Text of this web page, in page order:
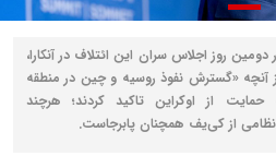
روز اجلاس سران این ائتلاف در آنکارا،
آنچه «گسترش نفوذ روسیه و چین در منطقه
از اوکراین تاکید کردند؛ هرچند
نظامی از کی‌یف همچنان پابرجاست.